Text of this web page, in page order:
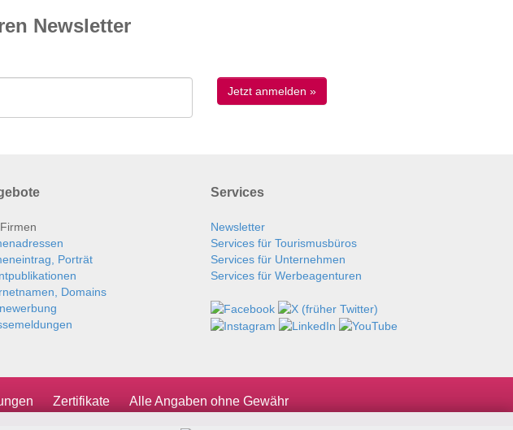
News­letter
Porträt
Domains
Services
Newsletter
Services für Tourismusbüros
Services für Unternehmen
Services für Werbeagenturen
Zertifikate Alle Angaben ohne Gewähr